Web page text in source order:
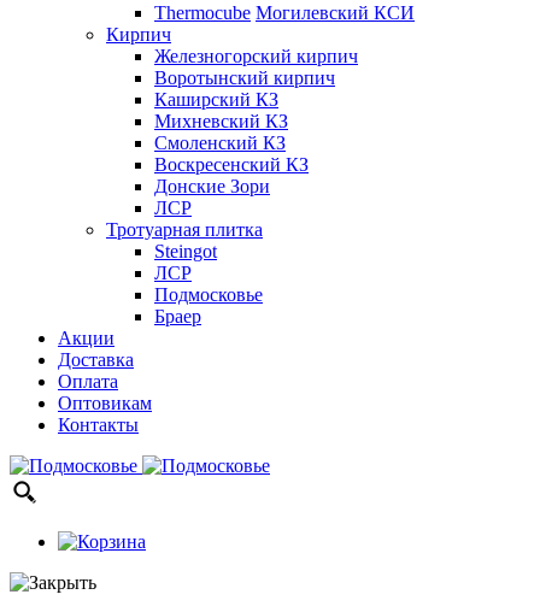
Thermocube Могилевский КСИ
Кирпич
Железногорский кирпич
Воротынский кирпич
Каширский КЗ
Михневский КЗ
Смоленский КЗ
Воскресенский КЗ
Донские Зори
ЛСР
Тротуарная плитка
Steingot
ЛСР
Подмосковье
Браер
Акции
Доставка
Оплата
Оптовикам
Контакты